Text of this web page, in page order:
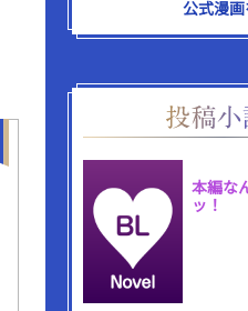
公式漫
本編な
ッ！